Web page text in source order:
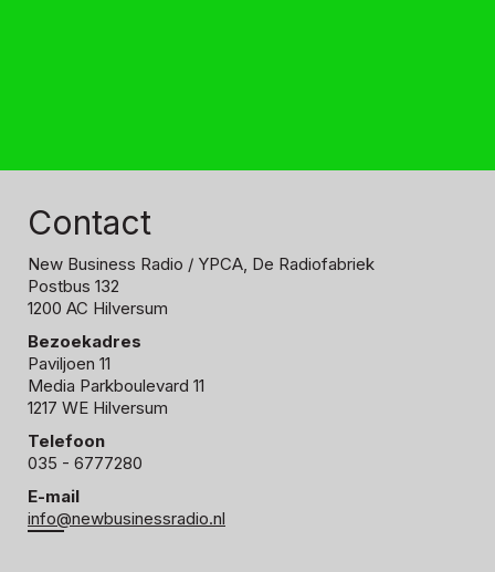
Contact
New Business Radio / YPCA, De Radiofabriek
Postbus 132
1200 AC Hilversum
Bezoekadres
Paviljoen 11
Media Parkboulevard 11
1217 WE Hilversum
Telefoon
035 - 6777280
E-mail
info@newbusinessradio.nl